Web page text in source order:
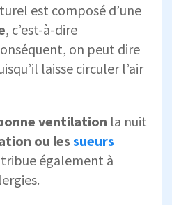
est composé d’une
, c’est-à-dire
on peut dire
laisse circuler l’air
ventilation la nuit
ou les sueurs
également à